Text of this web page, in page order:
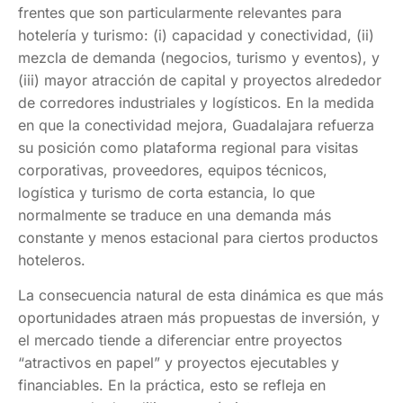
frentes que son particularmente relevantes para
hotelería y turismo: (i) capacidad y conectividad, (ii)
mezcla de demanda (negocios, turismo y eventos), y
(iii) mayor atracción de capital y proyectos alrededor
de corredores industriales y logísticos. En la medida
en que la conectividad mejora, Guadalajara refuerza
su posición como plataforma regional para visitas
corporativas, proveedores, equipos técnicos,
logística y turismo de corta estancia, lo que
normalmente se traduce en una demanda más
constante y menos estacional para ciertos productos
hoteleros.
La consecuencia natural de esta dinámica es que más
oportunidades atraen más propuestas de inversión, y
el mercado tiende a diferenciar entre proyectos
“atractivos en papel” y proyectos ejecutables y
financiables. En la práctica, esto se refleja en